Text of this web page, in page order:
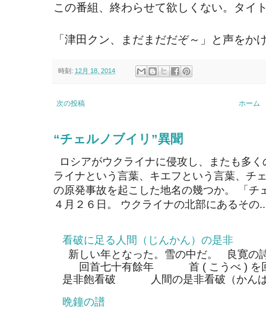
この番組、終わらせて欲しくない。タイ
「津田クン、まだまだだぞ～」と声をか
時刻: 12月 18, 2014
次の投稿 ホーム
“チェルノブイリ”異聞
ロシアがウクライナに侵攻し、またも多
ライナという言葉、キエフという言葉、チ
の原発事故を起こした地名の幾つか。 「チ
４月２６日。 ウクライナの北部にあるその
看破に足る人間（じんかん）の是非
新しい年となった。雪の中だ。 良寛の
回首七十有餘年 首 ( こうべ ) を回
是非飽看破 人間の是非看破（かん
晩鐘の譜